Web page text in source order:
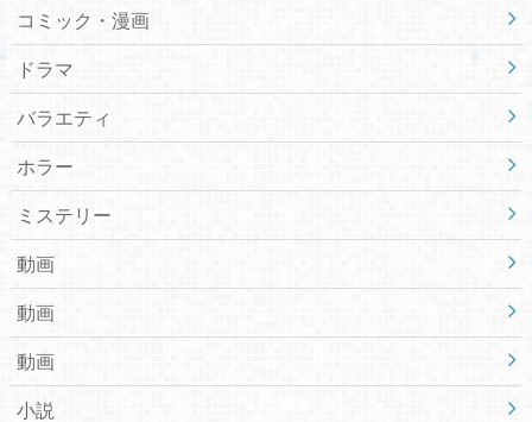
コミック・漫画
ドラマ
バラエティ
ホラー
ミステリー
動画
動画
動画
小説